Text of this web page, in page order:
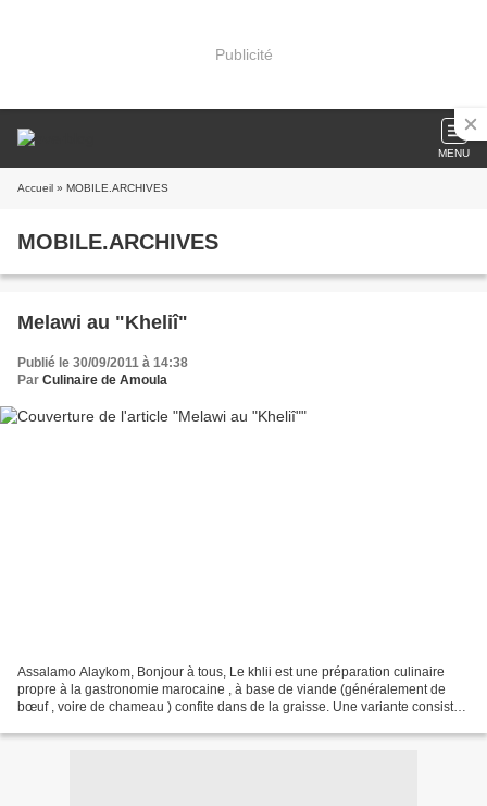
Publicité
MENU
Accueil » MOBILE.ARCHIVES
MOBILE.ARCHIVES
Melawi au "Kheliî"
Publié le 30/09/2011 à 14:38
Par Culinaire de Amoula
Assalamo Alaykom, Bonjour à tous, Le khlii est une préparation culinaire
propre à la gastronomie marocaine , à base de viande (généralement de
bœuf , voire de chameau ) confite dans de la graisse. Une variante consiste